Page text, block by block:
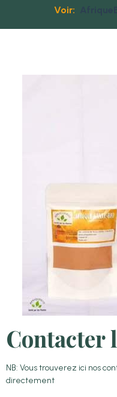
Voir:
Contacter
NB: Vous trouverez ici nos
directement